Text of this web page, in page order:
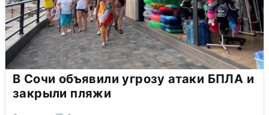
В Сочи объявили угрозу атаки БПЛА и
закрыли пляжи